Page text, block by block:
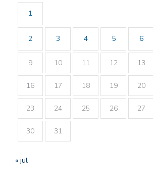
1
2 3 4 5 6
9 10 11 12 13
16 17 18 19 20
23 24 25 26 27
30 31
« jul